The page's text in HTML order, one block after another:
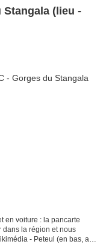
(lieu -
en voiture : la pancarte
dans la région et nous
- Peteul (en bas, au